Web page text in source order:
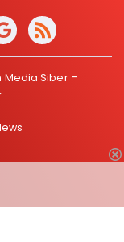
Media Siber